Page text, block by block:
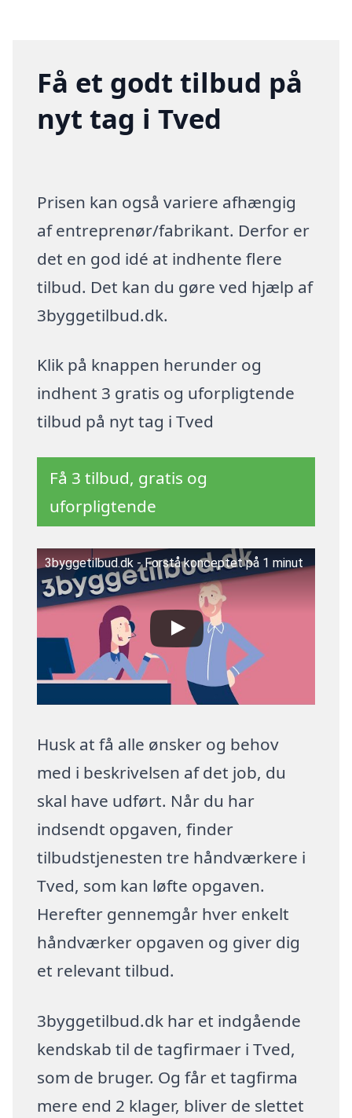
Få et godt tilbud på
nyt tag i Tved
Prisen kan også variere afhængig
af entreprenør/fabrikant. Derfor er
det en god idé at indhente flere
tilbud. Det kan du gøre ved hjælp af
3byggetilbud.dk.
Klik på knappen herunder og
indhent 3 gratis og uforpligtende
tilbud på nyt tag i Tved
Få 3 tilbud, gratis og
uforpligtende
3byggetilbud.dk - Forstå konceptet på 1 minut
Husk at få alle ønsker og behov
med i beskrivelsen af det job, du
skal have udført. Når du har
indsendt opgaven, finder
tilbudstjenesten tre håndværkere i
Tved, som kan løfte opgaven.
Herefter gennemgår hver enkelt
håndværker opgaven og giver dig
et relevant tilbud.
3byggetilbud.dk har et indgående
kendskab til de tagfirmaer i Tved,
som de bruger. Og får et tagfirma
mere end 2 klager, bliver de slettet